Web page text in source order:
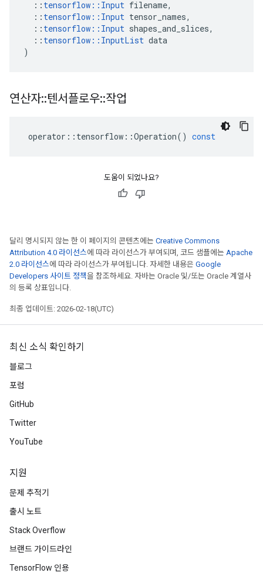
:: tensorflow :: Input filename,
:: tensorflow :: Input tensor_names,
:: tensorflow :: Input shapes_and_slices,
:: tensorflow :: InputList data
)
연산자::텐서플로우::작업
operator :: tensorflow ::Operation() const
도움이 되었나요?
달리 명시되지 않는 한 이 페이지의 콘텐츠에는 Creative Commons
Attribution 4.0 라이선스에 따라 라이선스가 부여되며, 코드 샘플에는 Apache
2.0 라이선스에 따라 라이선스가 부여됩니다. 자세한 내용은 Google
Developers 사이트 정책을 참조하세요. 자바는 Oracle 및/또는 Oracle 계열사
의 등록 상표입니다.
최종 업데이트: 2026-02-18(UTC)
최신 소식 확인하기
블로그
포럼
GitHub
Twitter
YouTube
지원
문제 추적기
출시 노트
Stack Overflow
브랜드 가이드라인
TensorFlow 인용